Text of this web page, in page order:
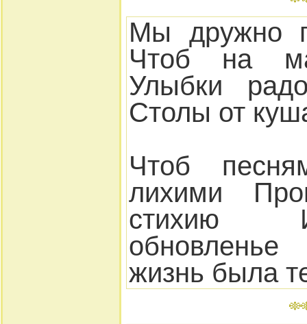
Мы дружно
Чтоб на
Улыбки
Столы от
Чтоб
лихими
стихию
жизнь была